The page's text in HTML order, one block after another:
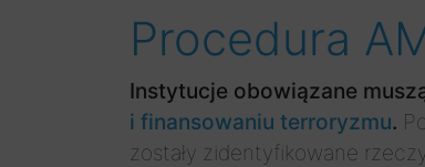
Procedura
Instytucje obowiązane
i finansowaniu terroryzmu.
zostały zidentyfikowane